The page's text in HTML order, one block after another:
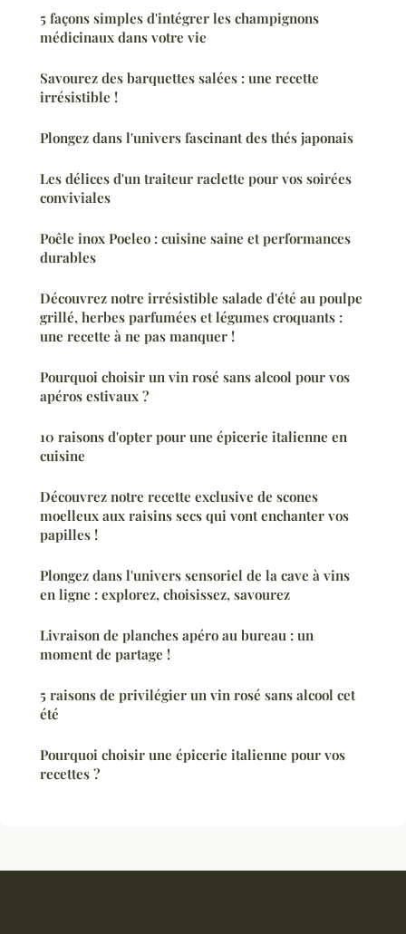
5 façons simples d'intégrer les champignons
médicinaux dans votre vie
Savourez des barquettes salées : une recette
irrésistible !
Plongez dans l'univers fascinant des thés japonais
Les délices d'un traiteur raclette pour vos soirées
conviviales
Poêle inox Poeleo : cuisine saine et performances
durables
Découvrez notre irrésistible salade d'été au poulpe
grillé, herbes parfumées et légumes croquants :
une recette à ne pas manquer !
Pourquoi choisir un vin rosé sans alcool pour vos
apéros estivaux ?
10 raisons d'opter pour une épicerie italienne en
cuisine
Découvrez notre recette exclusive de scones
moelleux aux raisins secs qui vont enchanter vos
papilles !
Plongez dans l'univers sensoriel de la cave à vins
en ligne : explorez, choisissez, savourez
Livraison de planches apéro au bureau : un
moment de partage !
5 raisons de privilégier un vin rosé sans alcool cet
été
Pourquoi choisir une épicerie italienne pour vos
recettes ?